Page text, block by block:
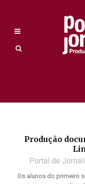
Produção
Portal de
Os alunos do primeiro